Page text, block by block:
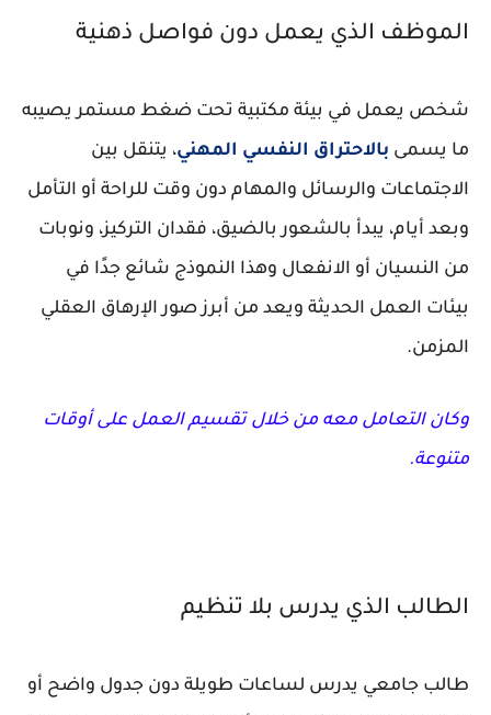
الموظف الذي يعمل دون فواصل ذهنية
شخص يعمل في بيئة مكتبية تحت ضغط مستمر يصيبه
ما يسمى بالاحتراق النفسي المهني، يتنقل بين
الاجتماعات والرسائل والمهام دون وقت للراحة أو التأمل
وبعد أيام، يبدأ بالشعور بالضيق، فقدان التركيز، ونوبات
من النسيان أو الانفعال وهذا النموذج شائع جدًا في
بيئات العمل الحديثة ويعد من أبرز صور الإرهاق العقلي
المزمن.
وكان التعامل معه من خلال تقسيم العمل على أوقات
متنوعة.
الطالب الذي يدرس بلا تنظيم
طالب جامعي يدرس لساعات طويلة دون جدول واضح أو